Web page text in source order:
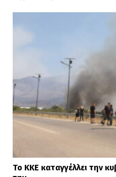
Το ΚΚΕ καταγγέλλει την